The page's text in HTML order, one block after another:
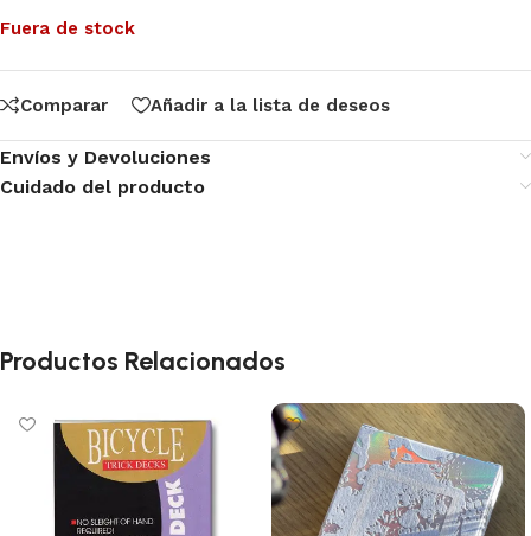
Fuera de stock
Comparar Añadir a la lista de deseos
Envíos y Devoluciones
Cuidado del producto
Productos Relacionados